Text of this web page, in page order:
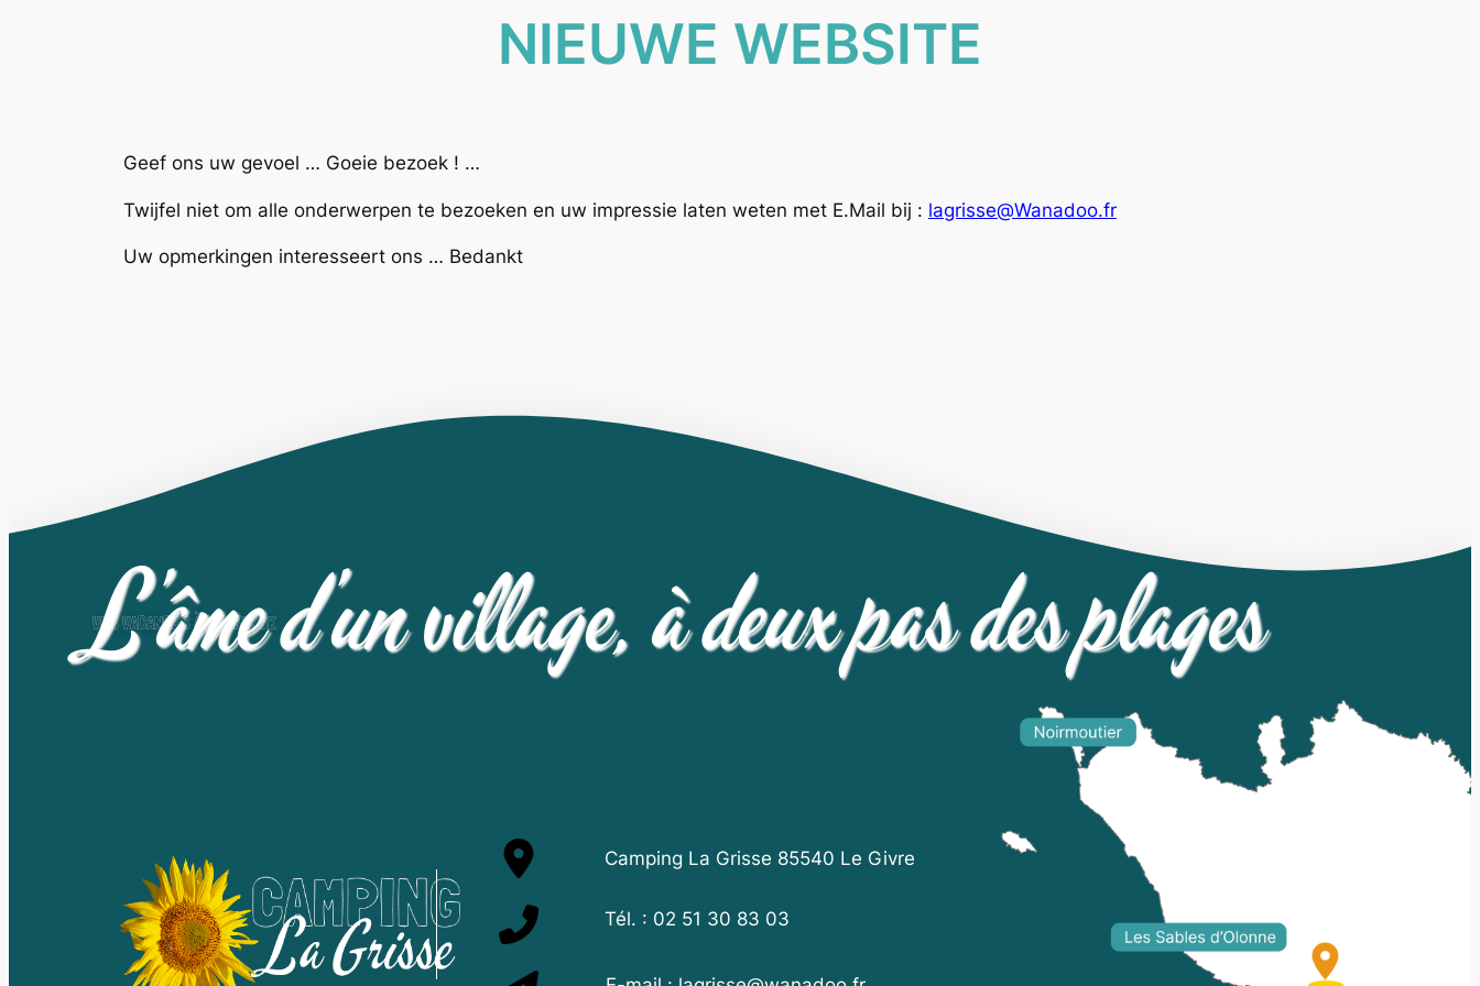
NIEUWE WEBSITE
Geef ons uw gevoel … Goeie bezoek ! …
Twijfel niet om alle onderwerpen te bezoeken en uw impressie laten weten met E.Mail bij : lagrisse@Wanadoo.fr
Uw opmerkingen interesseert ons … Bedankt
VOS VACANCES À LA GRISSE
L’âme d’un village, à deux pas des plages
Camping La Grisse 85540 Le Givre
Tél. : 02 51 30 83 03